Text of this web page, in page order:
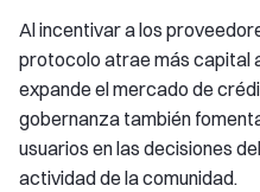
Al incentivar a los
protocolo atrae más capital
expande el mercado de
gobernanza también
usuarios en las decisiones
actividad de la comunidad.